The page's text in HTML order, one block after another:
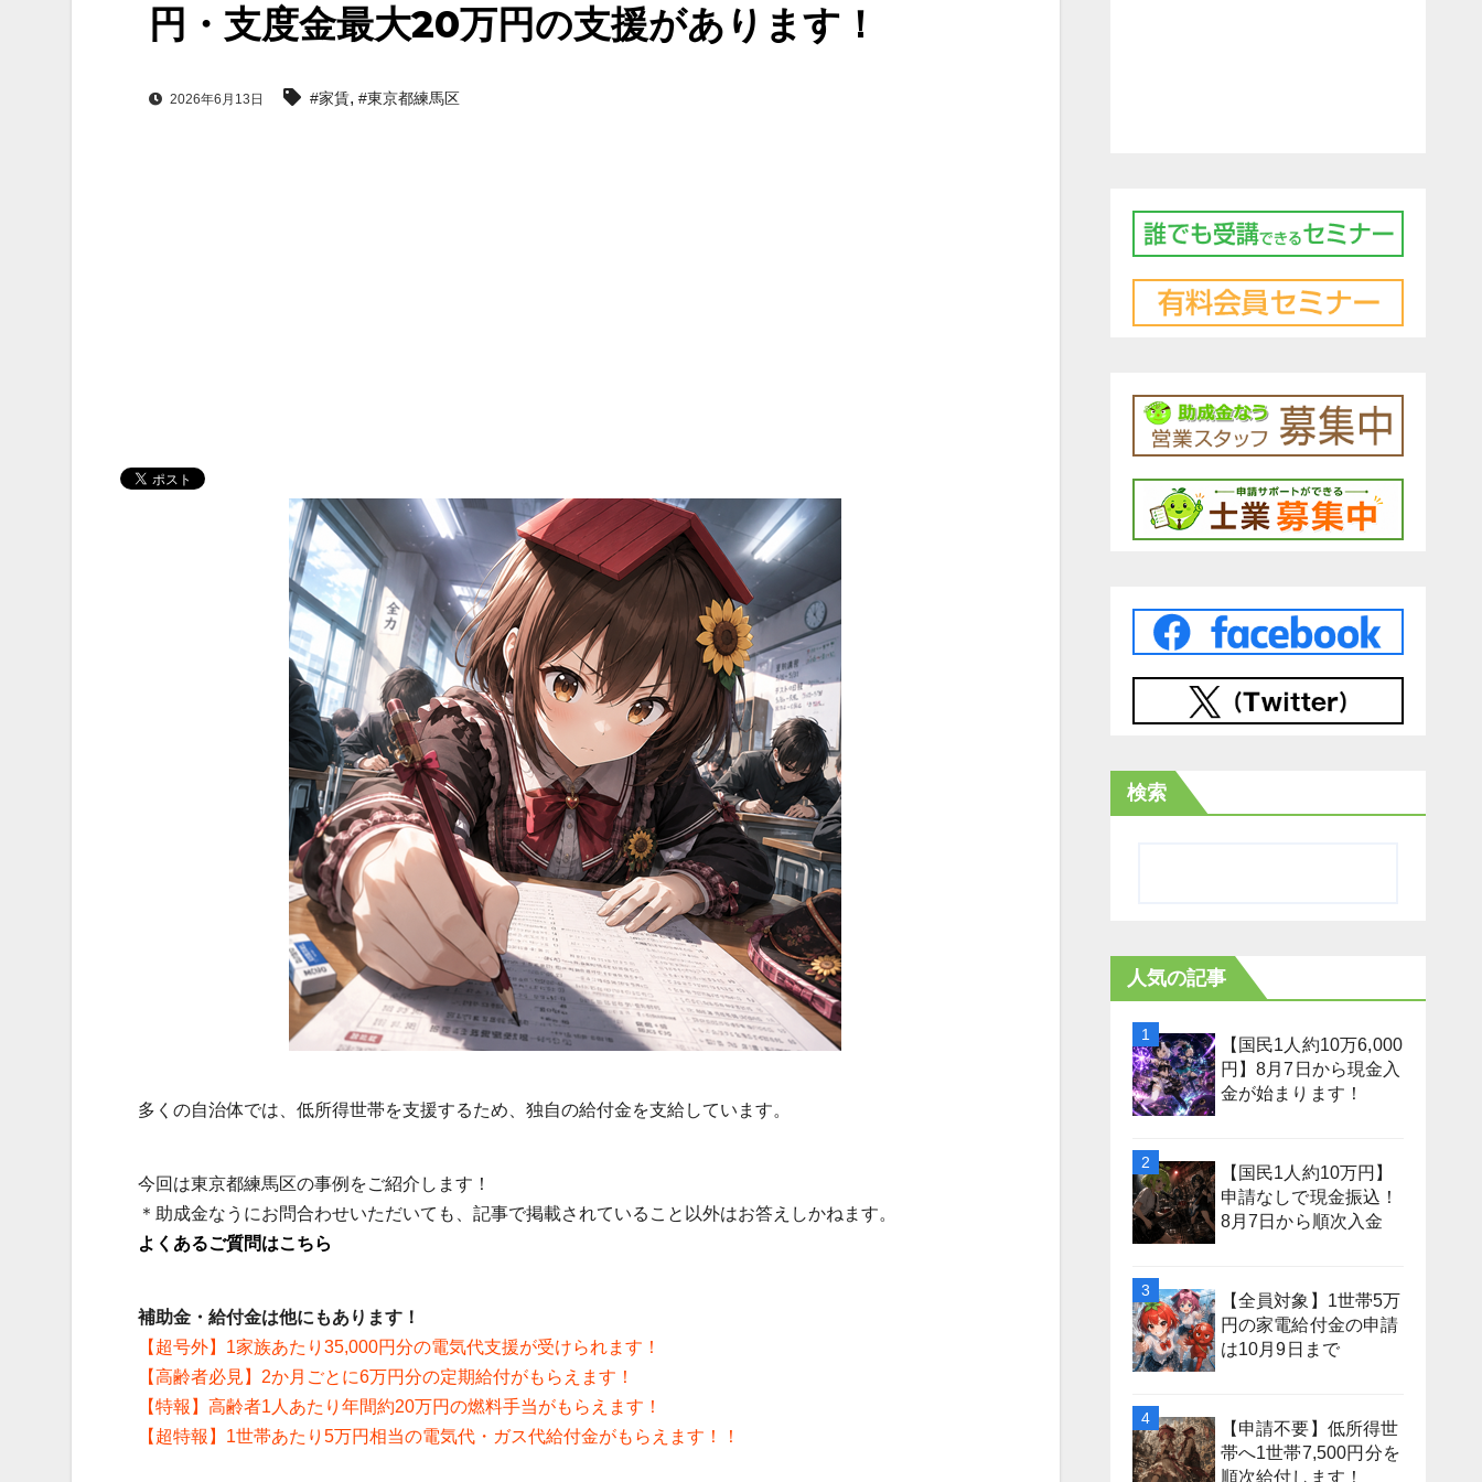
円・支度金最大20万円の支援があります！
2026年6月13日 #家賃, #東京都練馬区
多くの自治体では、低所得世帯を支援するため、独自の給付金を支給しています。
今回は東京都練馬区の事例をご紹介します！
＊助成金なうにお問合わせいただいても、記事で掲載されていること以外はお答えしかねます。
よくあるご質問はこちら
補助金・給付金は他にもあります！
【超号外】1家族あたり35,000円分の電気代支援が受けられます！
【高齢者必見】2か月ごとに6万円分の定期給付がもらえます！
【特報】高齢者1人あたり年間約20万円の燃料手当がもらえます！
【超特報】1世帯あたり5万円相当の電気代・ガス代給付金がもらえます！！
検索
人気の記事
【国民1人約10万6,000
円】8月7日から現金入
金が始まります！
【国民1人約10万円】
申請なしで現金振込！
8月7日から順次入金
【全員対象】1世帯5万
円の家電給付金の申請
は10月9日まで
【申請不要】低所得世
帯へ1世帯7,500円分を
順次給付します！